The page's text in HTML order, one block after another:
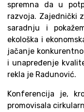
spremna da u
razvoja. Zajednički
saradnju i
ekološka i
jačanje
i unapređenje
rekla je Radunović.
Konferencija je,
promovisala